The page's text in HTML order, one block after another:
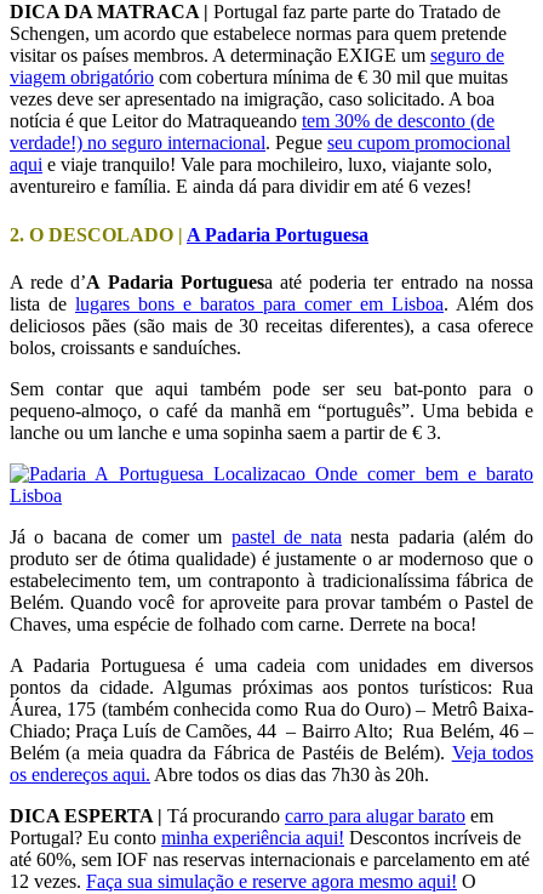
DICA DA MATRACA | Portugal faz parte parte do Tratado de
Schengen, um acordo que estabelece normas para quem pretende
visitar os países membros. A determinação EXIGE um seguro de
viagem obrigatório com cobertura mínima de € 30 mil que muitas
vezes deve ser apresentado na imigração, caso solicitado. A boa
notícia é que Leitor do Matraqueando tem 30% de desconto (de
verdade!) no seguro internacional. Pegue seu cupom promocional
aqui e viaje tranquilo! Vale para mochileiro, luxo, viajante solo,
aventureiro e família. E ainda dá para dividir em até 6 vezes!
2. O DESCOLADO | A Padaria Portuguesa
A rede d’A Padaria Portuguesa até poderia ter entrado na nossa
lista de lugares bons e baratos para comer em Lisboa. Além dos
deliciosos pães (são mais de 30 receitas diferentes), a casa oferece
bolos, croissants e sanduíches.
Sem contar que aqui também pode ser seu bat-ponto para o
pequeno-almoço, o café da manhã em “português”. Uma bebida e
lanche ou um lanche e uma sopinha saem a partir de € 3.
Já o bacana de comer um pastel de nata nesta padaria (além do
produto ser de ótima qualidade) é justamente o ar modernoso que o
estabelecimento tem, um contraponto à tradicionalíssima fábrica de
Belém. Quando você for aproveite para provar também o Pastel de
Chaves, uma espécie de folhado com carne. Derrete na boca!
A Padaria Portuguesa é uma cadeia com unidades em diversos
pontos da cidade. Algumas próximas aos pontos turísticos: Rua
Áurea, 175 (também conhecida como Rua do Ouro) – Metrô Baixa-
Chiado; Praça Luís de Camões, 44 – Bairro Alto; Rua Belém, 46 –
Belém (a meia quadra da Fábrica de Pastéis de Belém). Veja todos
os endereços aqui. Abre todos os dias das 7h30 às 20h.
DICA ESPERTA | Tá procurando carro para alugar barato em
Portugal? Eu conto minha experiência aqui! Descontos incríveis de
até 60%, sem IOF nas reservas internacionais e parcelamento em até
12 vezes. Faça sua simulação e reserve agora mesmo aqui! O